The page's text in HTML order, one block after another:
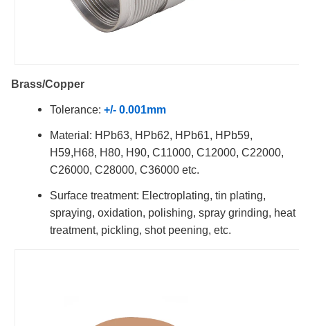
Brass/Copper
Tolerance: +/- 0.001mm
Material: HPb63, HPb62, HPb61, HPb59,
H59,H68, H80, H90, C11000, C12000, C22000,
C26000, C28000, C36000 etc.
Surface treatment: Electroplating, tin plating,
spraying, oxidation, polishing, spray grinding, heat
treatment, pickling, shot peening, etc.